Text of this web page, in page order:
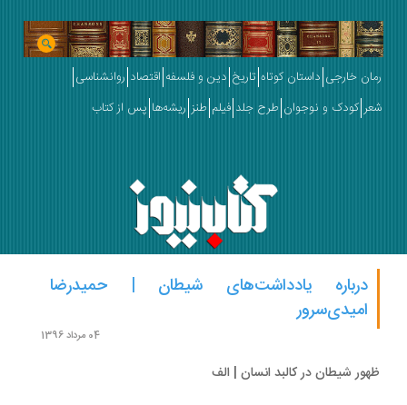
خارجی داستان کوتاه تاریخ دین و فلسفه اقتصاد روانشناسی
کودک و نوجوان طرح جلد فیلم طنز ریشه‌ها پس از کتاب
درباره یادداشت‌های شیطان | حمیدرضا
امیدی‌سرور
شیطان در کالبد انسان | الف